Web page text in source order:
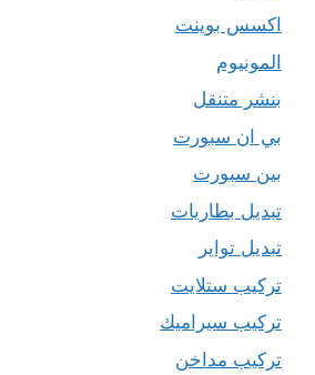
اكسس بوينت
المونيوم
بنشر متنقل
بي ان سبورت
بين سبورت
تبديل بطاريات
تبديل تواير
تركيب ستلايت
تركيب سيراميك
تركيب مداخن